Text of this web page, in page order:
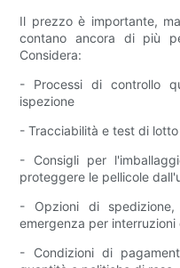
Il prezzo è importante,
contano ancora di più
Considera:
- Processi di controllo
ispezione
- Tracciabilità e test di
- Consigli per
proteggere le pellicole
- Opzioni di
emergenza per interruzioni
- Condizioni di